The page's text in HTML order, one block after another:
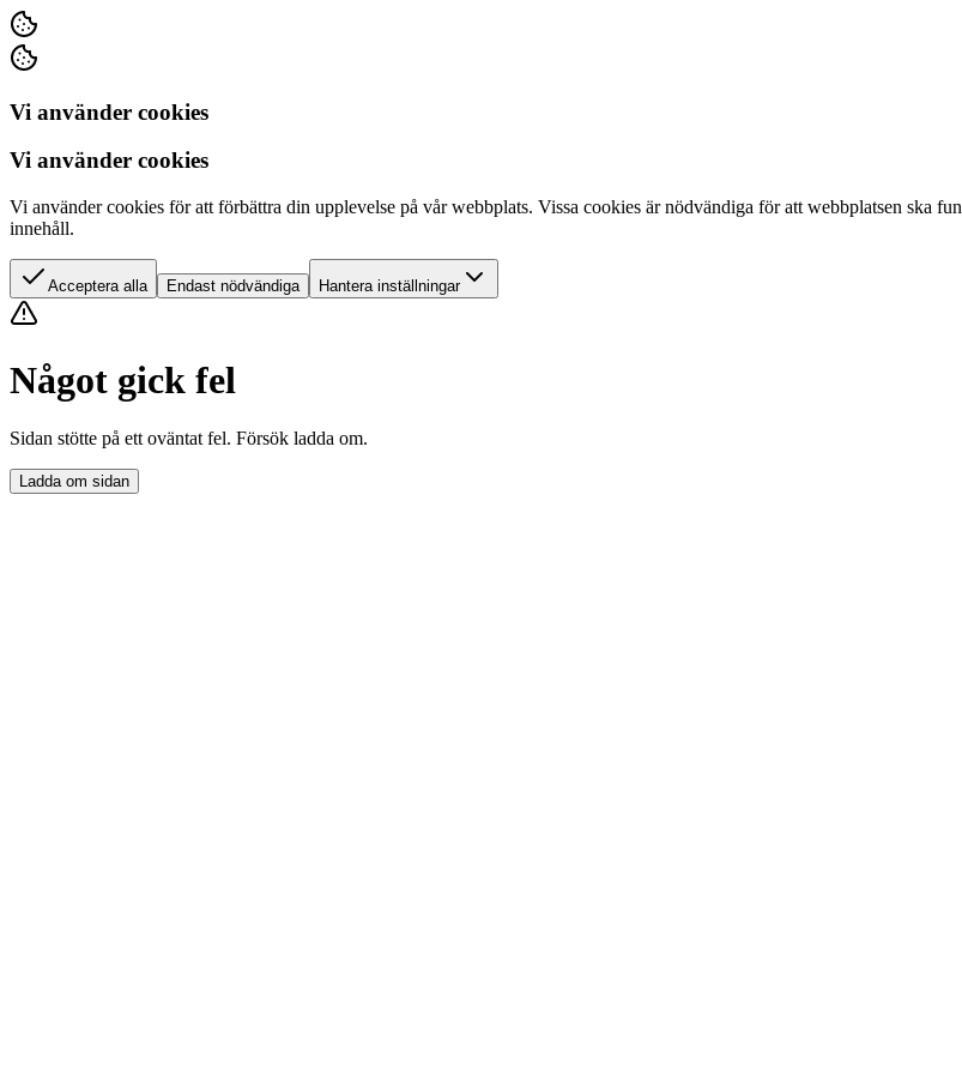
Vi använder cookies
Vi använder cookies
Vi använder cookies för att förbättra din upplevelse på vår webbplats. Vissa cookies är nödvändiga för att webbplatsen ska
innehåll.
Acceptera alla Endast nödvändiga Hantera inställningar
Något gick fel
Sidan stötte på ett oväntat fel. Försök ladda om.
Ladda om sidan